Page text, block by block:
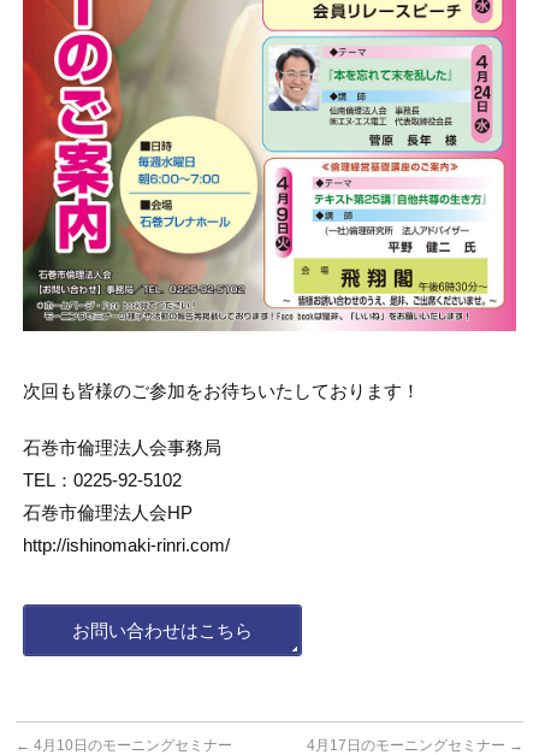
次回も皆様のご参加をお待ちいたしております！
石巻市倫理法人会事務局
TEL：0225-92-5102
石巻市倫理法人会HP
http://ishinomaki-rinri.com/
お問い合わせはこちら
← 4月10日のモーニングセミナー 4月17日のモーニングセミナー →